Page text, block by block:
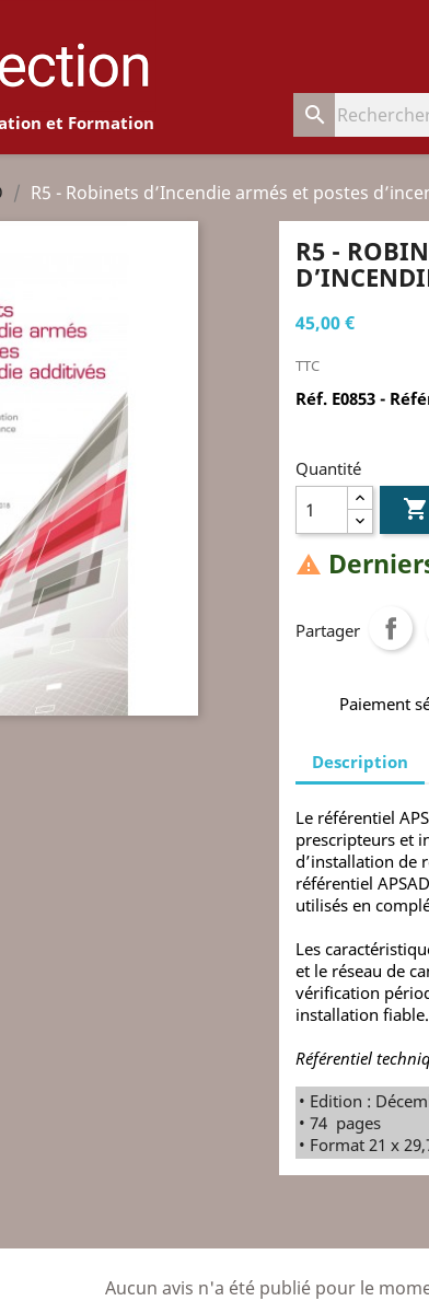
et Formation search
R5 - Robinets d’Incendie armés et postes
R5 -
45,00 €
TTC
Réf. E0853 -
Quantité


Partager
Paiement
Description
Le référentiel
prescripteurs et
d’installation de
référentiel
utilisés en
Les
et le réseau de
vérification
installation fiable.
Référentiel
• Edition :
• 74 pages
• Format 21 x
Aucun avis n'a été publié pour le